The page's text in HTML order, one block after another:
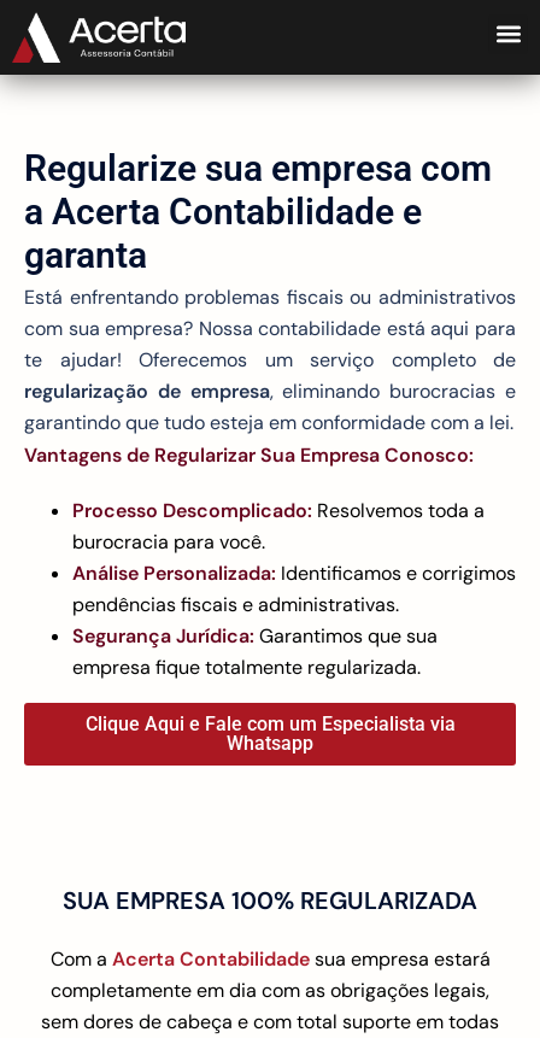
Regularize sua empresa com
a Acerta Contabilidade e
garanta
Está enfrentando problemas fiscais ou administrativos
com sua empresa? Nossa contabilidade está aqui para
te ajudar! Oferecemos um serviço completo de
regularização de empresa, eliminando burocracias e
garantindo que tudo esteja em conformidade com a lei.
Vantagens de Regularizar Sua Empresa Conosco:
Processo Descomplicado: Resolvemos toda a
burocracia para você.
Análise Personalizada: Identificamos e corrigimos
pendências fiscais e administrativas.
Segurança Jurídica: Garantimos que sua
empresa fique totalmente regularizada.
Clique Aqui e Fale com um Especialista via
Whatsapp
SUA EMPRESA 100% REGULARIZADA
Com a Acerta Contabilidadesua empresa estará
completamente em dia com as obrigações legais,
sem dores de cabeça e com total suporte em todas